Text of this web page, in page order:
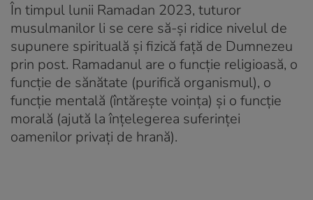
În timpul lunii Ramadan 2023, tuturor
musulmanilor li se cere să-și ridice nivelul de
supunere spirituală și fizică față de Dumnezeu
prin post. Ramadanul are o funcție religioasă, o
funcție de sănătate (purifică organismul), o
funcție mentală (întărește voința) și o funcție
morală (ajută la înțelegerea suferinței
oamenilor privați de hrană).